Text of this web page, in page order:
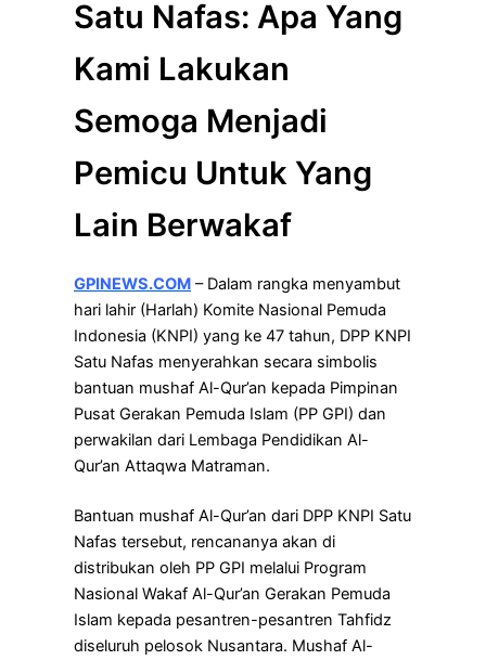
Satu Nafas: Apa Yang
Kami Lakukan
Semoga Menjadi
Pemicu Untuk Yang
Lain Berwakaf
GPINEWS.COM – Dalam rangka menyambut
hari lahir (Harlah) Komite Nasional Pemuda
Indonesia (KNPI) yang ke 47 tahun, DPP KNPI
Satu Nafas menyerahkan secara simbolis
bantuan mushaf Al-Qur’an kepada Pimpinan
Pusat Gerakan Pemuda Islam (PP GPI) dan
perwakilan dari Lembaga Pendidikan Al-
Qur’an Attaqwa Matraman.
Bantuan mushaf Al-Qur’an dari DPP KNPI Satu
Nafas tersebut, rencananya akan di
distribukan oleh PP GPI melalui Program
Nasional Wakaf Al-Qur’an Gerakan Pemuda
Islam kepada pesantren-pesantren Tahfidz
diseluruh pelosok Nusantara. Mushaf Al-